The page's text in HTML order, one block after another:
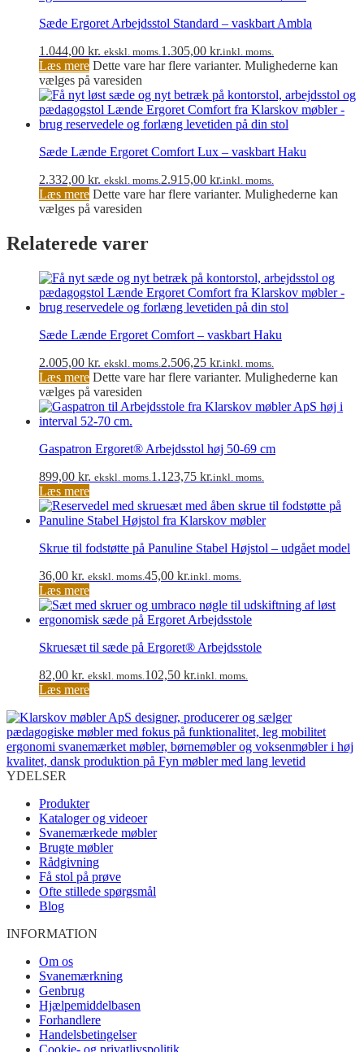
Sæde Ergoret Arbejdsstol Standard – vaskbart Ambla
1.044,00 kr. ekskl. moms.1.305,00 kr.inkl. moms.
Læs mere Dette vare har flere varianter. Mulighederne kan
vælges på varesiden
Sæde Lænde Ergoret Comfort Lux – vaskbart Haku
2.332,00 kr. ekskl. moms.2.915,00 kr.inkl. moms.
Læs mere Dette vare har flere varianter. Mulighederne kan
vælges på varesiden
Relaterede varer
Sæde Lænde Ergoret Comfort – vaskbart Haku
2.005,00 kr. ekskl. moms. 2.506,25 kr.inkl. moms.
Læs mere Dette vare har flere varianter. Mulighederne kan
vælges på varesiden
Gaspatron Ergoret® Arbejdsstol høj 50-69 cm
899,00 kr. ekskl. moms. 1.123,75 kr.inkl. moms.
Læs mere
Skrue til fodstøtte på Panuline Stabel Højstol – udgået model
36,00 kr. ekskl. moms. 45,00 kr.inkl. moms.
Læs mere
Skruesæt til sæde på Ergoret® Arbejdsstole
82,00 kr. ekskl. moms. 102,50 kr.inkl. moms.
Læs mere
YDELSER
Produkter
Kataloger og videoer
Svanemærkede møbler
Brugte møbler
Rådgivning
Få stol på prøve
Ofte stillede spørgsmål
Blog
INFORMATION
Om os
Svanemærkning
Genbrug
Hjælpemiddelbasen
Forhandlere
Handelsbetingelser
Cookie- og privatlivspolitik